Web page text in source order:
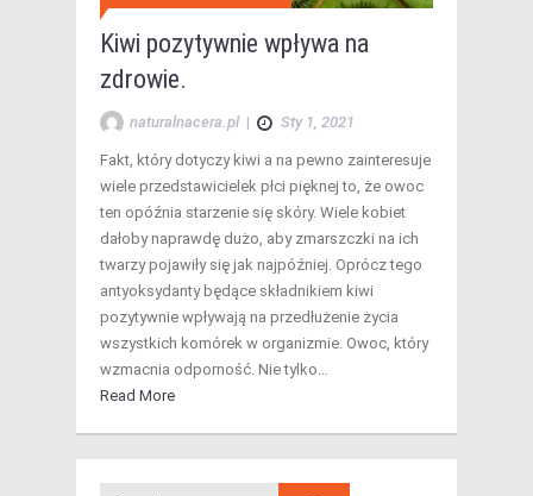
Kiwi pozytywnie wpływa na
zdrowie.
naturalnacera.pl | Sty 1, 2021
Fakt, który dotyczy kiwi a na pewno zainteresuje
wiele przedstawicielek płci pięknej to, że owoc
ten opóźnia starzenie się skóry. Wiele kobiet
dałoby naprawdę dużo, aby zmarszczki na ich
twarzy pojawiły się jak najpóźniej. Oprócz tego
antyoksydanty będące składnikiem kiwi
pozytywnie wpływają na przedłużenie życia
wszystkich komórek w organizmie. Owoc, który
wzmacnia odporność. Nie tylko…
Read More